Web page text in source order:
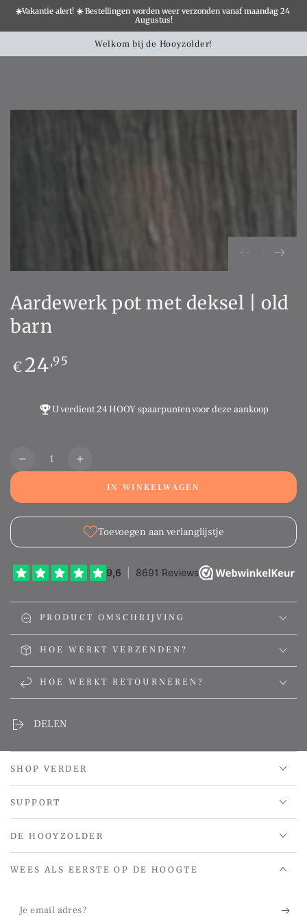
☀️Vakantie alert! ☀️ Bestellingen worden weer verzonden vanaf maandag 24
Augustus!
MISSING:Welkom bij de Hooyzolder!
Aardewerk pot met deksel | old
barn
Normale
prijs
€ 24,95
U verdient24 HOOY spaarpuntenvoor deze aankoop
Aantal
Translation
nl.products.product.quantity.decrease
Translation
nl.products.product.quantity.increase
IN WINKELWAGEN
Toevoegen aan verlanglijstje
PRODUCT OMSCHRIJVING
HOE WERKT VERZENDEN?
HOE WERKT RETOURNEREN?
DELEN
SHOP VERDER
SUPPORT
DE HOOYZOLDER
WEES ALS EERSTE OP DE HOOGTE